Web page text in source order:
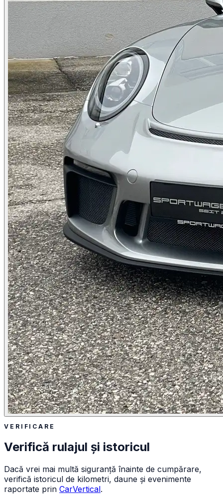
VERIFICARE
Verifică rulajul și istoricul
Dacă vrei mai multă siguranță înainte de cumpărare,
verifică istoricul de kilometri, daune și evenimente
raportate prin CarVertical.